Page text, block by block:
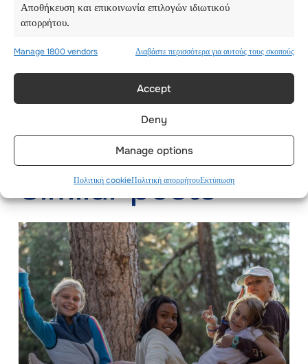
Αποθήκευση και επικοινωνία επιλογών ιδιωτικού
απορρήτου.
Manage 1800 vendors Διαβάστε περισσότερα για αυτούς τους σκοπούς
Accept
Deny
Manage options
Πολιτική cookieΠολιτική απορρήτουΕκτύπωση
lesadmin
Similar posts